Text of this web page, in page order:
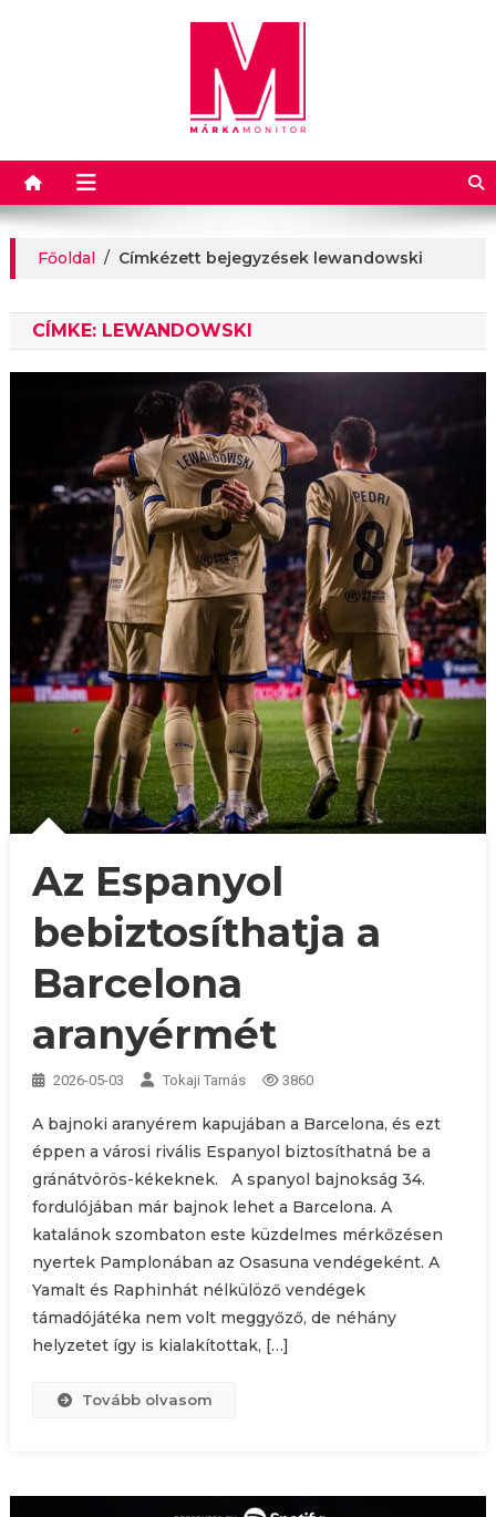
Márkamonitor
Főoldal / Címkézett bejegyzések lewandowski
CÍMKE: LEWANDOWSKI
Az Espanyol
bebiztosíthatja a
Barcelona
aranyérmét
2026-05-03 Tokaji Tamás 3860
A bajnoki aranyérem kapujában a Barcelona, és ezt
éppen a városi rivális Espanyol biztosíthatná be a
gránátvörös-kékeknek. A spanyol bajnokság 34.
fordulójában már bajnok lehet a Barcelona. A
katalánok szombaton este küzdelmes mérkőzésen
nyertek Pamplonában az Osasuna vendégeként. A
Yamalt és Raphinhát nélkülöző vendégek
támadójátéka nem volt meggyőző, de néhány
helyzetet így is kialakítottak, […]
Tovább olvasom